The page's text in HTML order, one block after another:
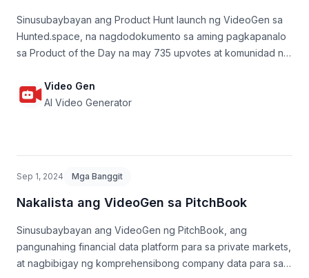
Sinusubaybayan ang Product Hunt launch ng VideoGen sa
Hunted.space, na nagdodokumento sa aming pagkapanalo
sa Product of the Day na may 735 upvotes at komunidad na
Video Gen
AI Video Generator
Sep 1, 2024 Mga Banggit
Nakalista ang VideoGen sa PitchBook
Sinusubaybayan ang VideoGen ng PitchBook, ang
pangunahing financial data platform para sa private markets,
at nagbibigay ng komprehensibong company data para sa